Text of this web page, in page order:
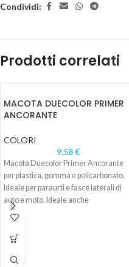
Condividi:
Prodotti correlati
MACOTA DUECOLOR PRIMER
ANCORANTE
COLORI
9,58€
Macota Duecolor Primer Ancorante
per plastica, gomma e policarbonato.
Ideale per paraurti e fasce laterali di
auto e moto. Ideale anche